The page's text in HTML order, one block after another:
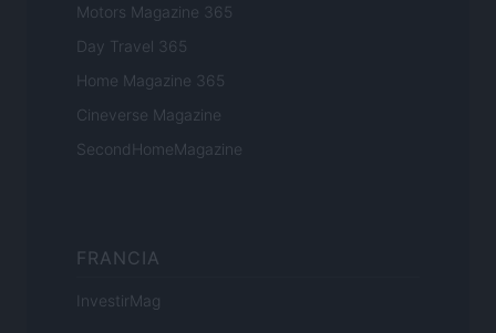
Motors Magazine 365
Day Travel 365
Home Magazine 365
Cineverse Magazine
SecondHomeMagazine
FRANCIA
InvestirMag